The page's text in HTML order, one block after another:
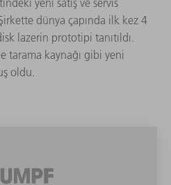
dünya çapında ilk kez 4
lazerin prototipi tanıtıldı.
tarama kaynağı gibi yeni
oldu.